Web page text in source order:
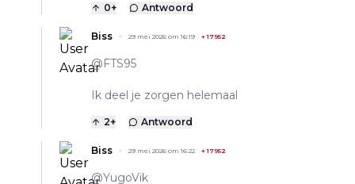
0+ Antwoord
Biss 29 mei 2026 om 16:19 +17952
@FTS95
Ik deel je zorgen helemaal
2+ Antwoord
Biss 29 mei 2026 om 16:22 +17952
@YugoVik